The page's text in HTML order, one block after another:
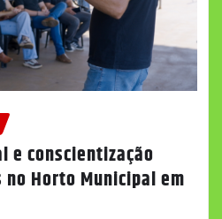
e conscientização
Horto Municipal em